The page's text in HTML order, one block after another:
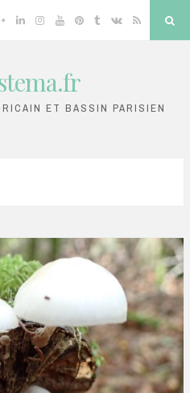
GoogleLinkedinInstagram
YouTubePinterest
TumblrVK RSS
ET BASSIN PARISIEN